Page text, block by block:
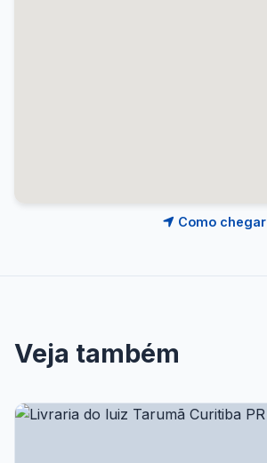
Como chegar
Veja também